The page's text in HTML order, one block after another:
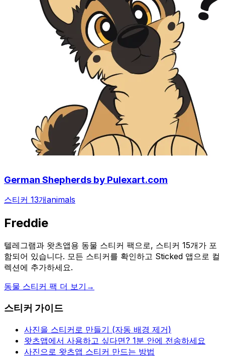
German Shepherds by Pulexart.com
스티커 13개animals
Freddie
텔레그램과 왓츠앱용 동물 스티커 팩으로, 스티커 15개가 포
함되어 있습니다. 모든 스티커를 확인하고 Sticked 앱으로 컬
렉션에 추가하세요.
동물 스티커 팩 더 보기 →
스티커 가이드
사진을 스티커로 만들기 (자동 배경 제거)
왓츠앱에서 사용하고 싶다면? 1분 안에 전송하세요
사진으로 왓츠앱 스티커 만드는 방법